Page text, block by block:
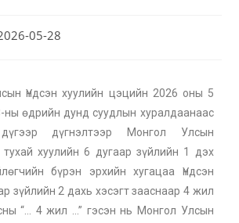
05-28
Үндсэн хуулийн цэцийн 2026 оны 5
ны өдрийн дунд суудлын хуралдаанаас
дүгнэлтээр Монгол Улсын
тухай хуулийн 6 дугаар зүйлийн 1 дэх
бүрэн эрхийн хугацаа Үндсэн
зүйлийн 2 дахь хэсэгт зааснаар 4 жил
“… 4 жил …” гэсэн нь Монгол Улсын